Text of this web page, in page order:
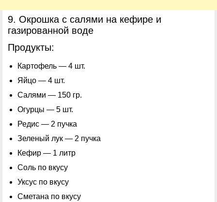
9. Окрошка с салями на кефире и
газированной воде
Продукты:
Картофель — 4 шт.
Яйцо — 4 шт.
Салями — 150 гр.
Огурцы — 5 шт.
Редис — 2 пучка
Зеленый лук — 2 пучка
Кефир — 1 литр
Соль по вкусу
Уксус по вкусу
Сметана по вкусу